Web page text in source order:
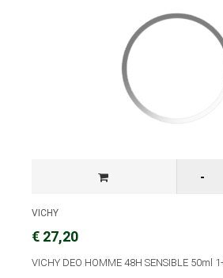
VICHY
€ 27,20
VICHY DEO HOMME 48H SENSIBLE 50ml